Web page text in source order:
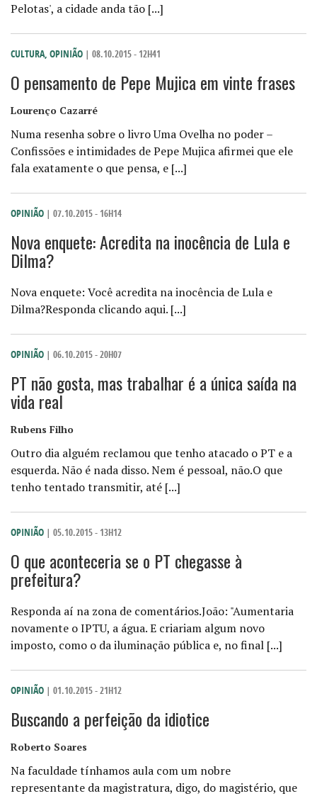
Pelotas', a cidade anda tão [...]
CULTURA, OPINIÃO | 08.10.2015 - 12H41
O pensamento de Pepe Mujica em vinte frases
Lourenço Cazarré
Numa resenha sobre o livro Uma Ovelha no poder –
Confissões e intimidades de Pepe Mujica afirmei que ele
fala exatamente o que pensa, e [...]
OPINIÃO | 07.10.2015 - 16H14
Nova enquete: Acredita na inocência de Lula e
Dilma?
Nova enquete: Você acredita na inocência de Lula e
Dilma?Responda clicando aqui. [...]
OPINIÃO | 06.10.2015 - 20H07
PT não gosta, mas trabalhar é a única saída na
vida real
Rubens Filho
Outro dia alguém reclamou que tenho atacado o PT e a
esquerda. Não é nada disso. Nem é pessoal, não.O que
tenho tentado transmitir, até [...]
OPINIÃO | 05.10.2015 - 13H12
O que aconteceria se o PT chegasse à
prefeitura?
Responda aí na zona de comentários.João: "Aumentaria
novamente o IPTU, a água. E criariam algum novo
imposto, como o da iluminação pública e, no final [...]
OPINIÃO | 01.10.2015 - 21H12
Buscando a perfeição da idiotice
Roberto Soares
Na faculdade tínhamos aula com um nobre
representante da magistratura, digo, do magistério, que